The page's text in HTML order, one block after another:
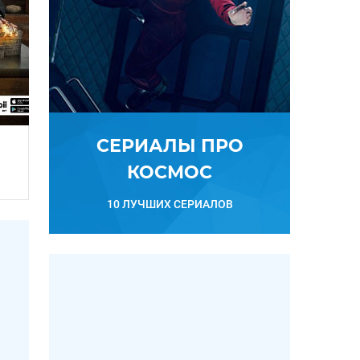
СЕРИАЛЫ ПРО
КОСМОС
10 ЛУЧШИХ СЕРИАЛОВ